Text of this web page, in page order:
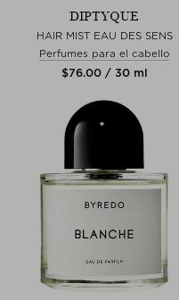
DIPTYQUE
HAIR MIST EAU DES SENS
Perfumes para el cabello
$‌76.00 / 30 ml